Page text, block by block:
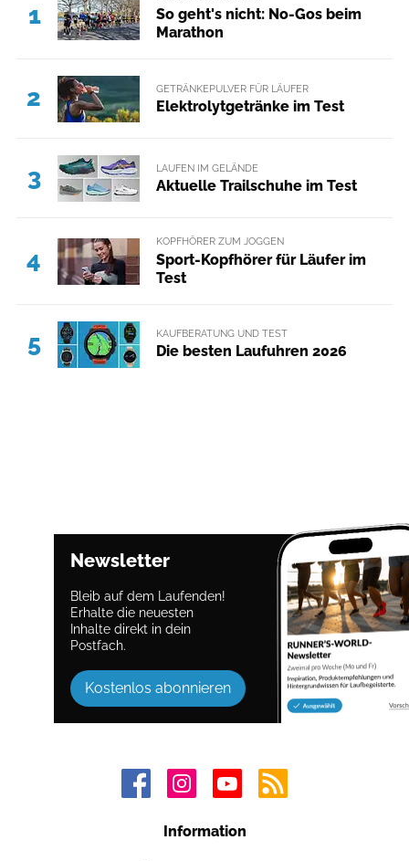
1
So geht's nicht: No-Gos beim
Marathon
2 GETRÄNKEPULVER FÜR LÄUFER
Elektrolytgetränke im Test
3 LAUFEN IM GELÄNDE
Aktuelle Trailschuhe im Test
4
KOPFHÖRER ZUM JOGGEN
Sport-Kopfhörer für Läufer im
Test
5 KAUFBERATUNG UND TEST
Die besten Laufuhren 2026
Newsletter
Bleib auf dem Laufenden!
Erhalte die neuesten
Inhalte direkt in dein
Postfach.
Kostenlos abonnieren
Information